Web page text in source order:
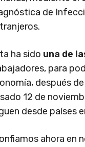
de
ha sido una de
para
después
12 de
desde países
ahora en